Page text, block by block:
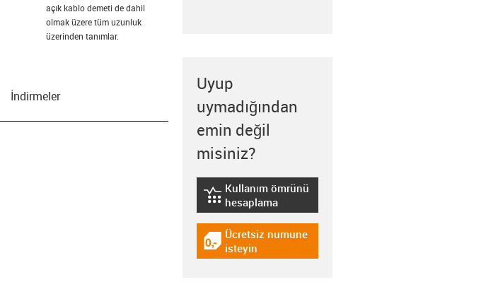
açık kablo demeti de dahil
olmak üzere tüm uzunluk
üzerinden tanımlar.
İndirmeler
Uyup
uymadığından
emin değil
misiniz?
igus-icon-lebensdauerrechner
Kullanım ömrünü
hesaplama
igus-icon-gratismuster
Ücretsiz numune
isteyin